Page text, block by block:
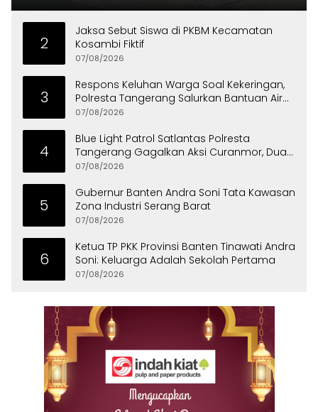
2
Jaksa Sebut Siswa di PKBM Kecamatan
Kosambi Fiktif
07/08/2026
3
Respons Keluhan Warga Soal Kekeringan,
Polresta Tangerang Salurkan Bantuan Air
Bersih ke Panongan
07/08/2026
4
Blue Light Patrol Satlantas Polresta
Tangerang Gagalkan Aksi Curanmor, Dua
Pria Diamankan
07/08/2026
5
Gubernur Banten Andra Soni Tata Kawasan
Zona Industri Serang Barat
07/08/2026
6
Ketua TP PKK Provinsi Banten Tinawati Andra
Soni: Keluarga Adalah Sekolah Pertama
07/08/2026